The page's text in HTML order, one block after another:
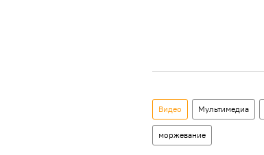
Видео Мультимедиа
моржевание